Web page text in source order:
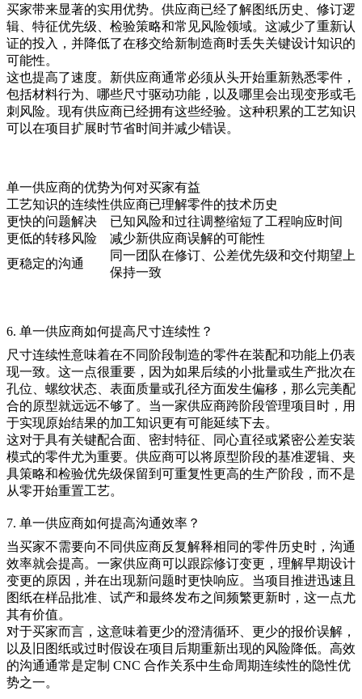
买家带来显著的实用优势。供应商已经了解图纸历史、修订逻
辑、特征优先级、检验策略和常见风险领域。这减少了重新认
证的投入，并降低了在移交给新制造商时丢失关键设计知识的
可能性。
这也提高了速度。新供应商通常必须从头开始重新熟悉零件，
包括材料行为、哪些尺寸驱动功能，以及哪里会出现变形或毛
刺风险。现有供应商已经拥有这些经验。这种积累的工艺知识
可以在项目扩展时节省时间并减少错误。
单一供应商的优势为何对买家有益
工艺知识的连续性供应商已理解零件的技术历史
更快的问题解决
已知风险和过往调整缩短了工程响应时间
更低的转移风险
减少新供应商误解的可能性
更稳定的沟通
同一团队在修订、公差优先级和交付期望上
保持一致
6. 单一供应商如何提高尺寸连续性？
尺寸连续性意味着在不同阶段制造的零件在装配和功能上仍表
现一致。这一点很重要，因为如果后续的小批量或生产批次在
孔位、螺纹状态、表面质量或孔径方面发生偏移，那么完美配
合的原型就远远不够了。当一家供应商跨阶段管理项目时，用
于实现原始结果的加工知识更有可能延续下去。
这对于具有关键配合面、密封特征、同心直径或紧密公差安装
模式的零件尤为重要。供应商可以将原型阶段的基准逻辑、夹
具策略和检验优先级保留到可重复性更高的生产阶段，而不是
从零开始重置工艺。
7. 单一供应商如何提高沟通效率？
当买家不需要向不同供应商反复解释相同的零件历史时，沟通
效率就会提高。一家供应商可以跟踪修订变更，理解早期设计
变更的原因，并在出现新问题时更快响应。当项目推进迅速且
图纸在样品批准、试产和最终发布之间频繁更新时，这一点尤
其有价值。
对于买家而言，这意味着更少的澄清循环、更少的报价误解，
以及旧图纸或过时假设在项目后期重新出现的风险降低。高效
的沟通通常是定制 CNC 合作关系中生命周期连续性的隐性优
势之一。